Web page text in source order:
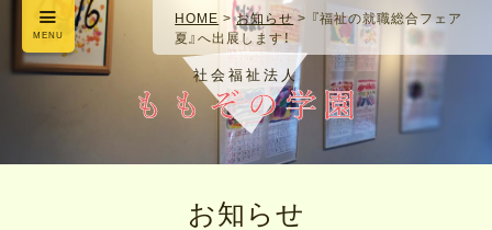
社会福祉法人
MENU
HOME >お知らせ> 『福祉の就職総合フェア
夏』へ出展します！
お知らせ